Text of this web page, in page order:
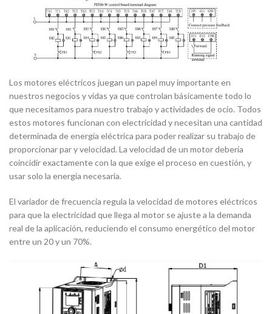
Los motores eléctricos juegan un papel muy importante en
nuestros negocios y vidas ya que controlan básicamente todo lo
que necesitamos para nuestro trabajo y actividades de ocio. Todos
estos motores funcionan con electricidad y necesitan una cantidad
determinada de energía eléctrica para poder realizar su trabajo de
proporcionar par y velocidad. La velocidad de un motor debería
coincidir exactamente con la que exige el proceso en cuestión, y
usar solo la energía necesaria.
El variador de frecuencia regula la velocidad de motores eléctricos
para que la electricidad que llega al motor se ajuste a la demanda
real de la aplicación, reduciendo el consumo energético del motor
entre un 20 y un 70%.